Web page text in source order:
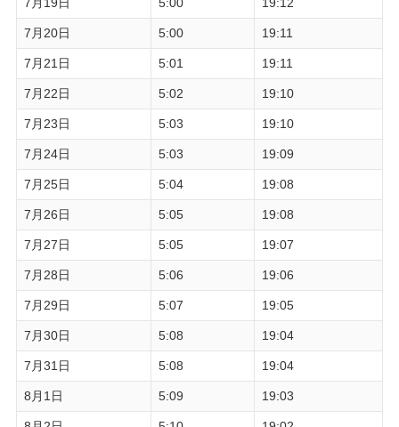
7月20日 5:00 19:11
7月21日 5:01 19:11
7月22日 5:02 19:10
7月23日 5:03 19:10
7月24日 5:03 19:09
7月25日 5:04 19:08
7月26日 5:05 19:08
7月27日 5:05 19:07
7月28日 5:06 19:06
7月29日 5:07 19:05
7月30日 5:08 19:04
7月31日 5:08 19:04
8月1日 5:09 19:03